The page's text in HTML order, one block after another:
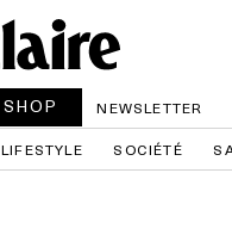
SHOP
NEWSLETTER
LIFESTYLE SOCIÉTÉ